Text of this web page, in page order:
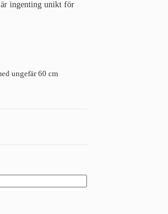
ingenting unikt för
ungefär 60 cm